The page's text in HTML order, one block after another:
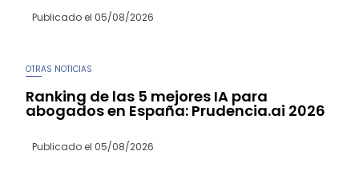
Publicado el 05/08/2026
OTRAS NOTICIAS
Ranking de las 5 mejores IA para
abogados en España: Prudencia.ai 2026
Publicado el 05/08/2026